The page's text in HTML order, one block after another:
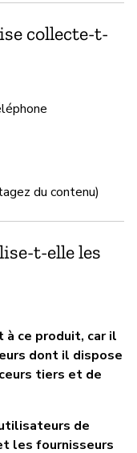
collecte-t-
du contenu)
t-elle les
ce produit, car il
dont il dispose
tiers et de
de
les fournisseurs